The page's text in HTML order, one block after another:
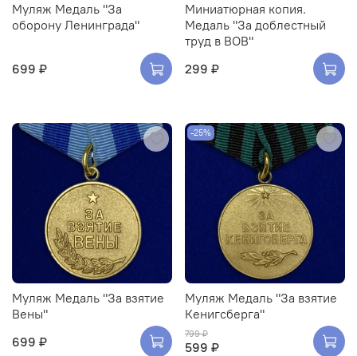
Муляж Медаль "За
оборону Ленинграда"
699 ₽
Миниатюрная копия.
Медаль "За доблестный
труд в ВОВ"
299 ₽
Муляж Медаль "За взятие
Вены"
699 ₽
-25%
Муляж Медаль "За взятие
Кенигсберга"
799 ₽
599 ₽